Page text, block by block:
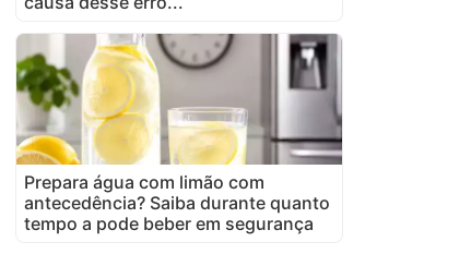
Prepara água com limão com
antecedência? Saiba durante quanto
tempo a pode beber em segurança